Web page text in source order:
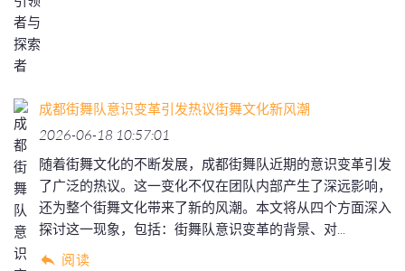
成都街舞队意识变革引发热议街舞文化新风潮
2026-06-18 10:57:01
随着街舞文化的不断发展，成都街舞队近期的意识变革引发
了广泛的热议。这一变化不仅在团队内部产生了深远影响，
还为整个街舞文化带来了新的风潮。本文将从四个方面深入
探讨这一现象，包括：街舞队意识变革的背景、对...
阅读